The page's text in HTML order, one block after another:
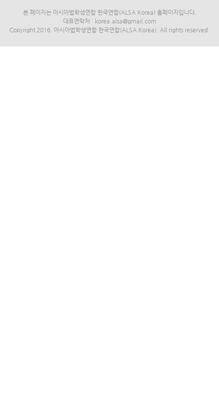
본 페이지는 아시아법학생연합 한국연합(ALSA Korea) 홈페이지입니다.
대표연락처 : korea.alsa@gmail.com
Copyright 2016. 아시아법학생연합 한국연합(ALSA Korea). All rights reserved.